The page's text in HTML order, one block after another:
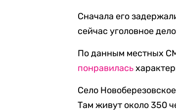
Сначала его
сейчас уголовное
По данным местных
понравилась
Село
Там живут около 350